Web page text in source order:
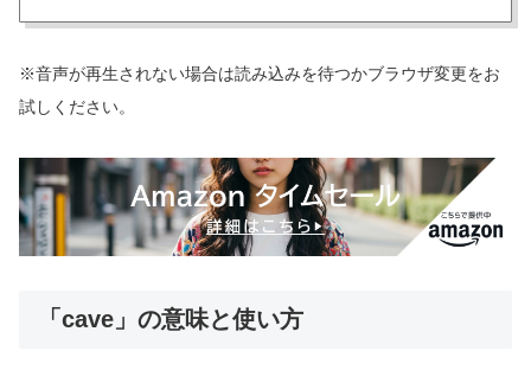
※音声が再生されない場合は読み込みを待つかブラウザ変更をお
試しください。
「cave」の意味と使い方